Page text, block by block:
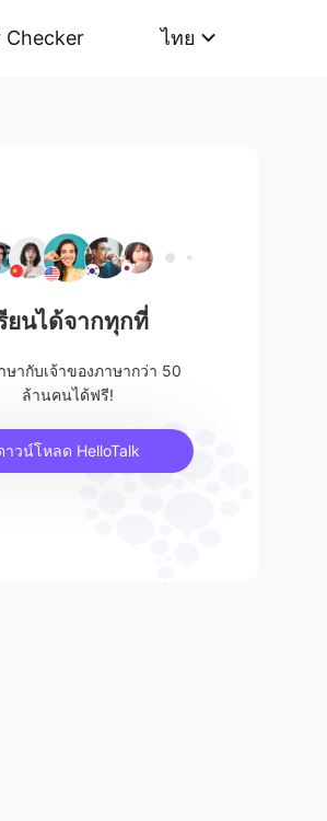
Checker ไทย
ยนได้จากทุกที่
ษากับเจ้าของภาษากว่า 50
ล้านคนได้ฟรี!
าวน์โหลด HelloTalk